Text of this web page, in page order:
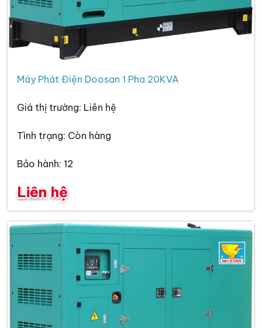
Máy Phát Điện Doosan 1 Pha 20KVA
Giá thị trường: Liên hệ
Tình trạng: Còn hàng
Bảo hành: 12
Liên hệ